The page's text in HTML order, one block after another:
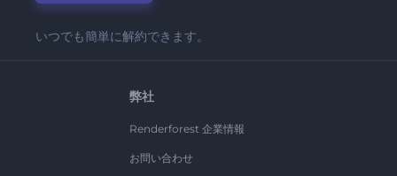
いつでも簡単に解約できます。
弊社
Renderforest 企業情報
お問い合わせ